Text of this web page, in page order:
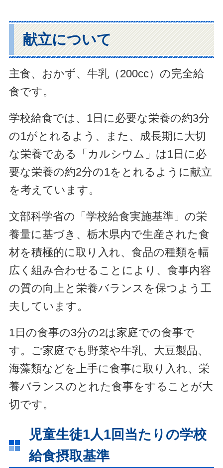
献立について
主食、おかず、牛乳（200cc）の完全給
食です。
学校給食では、1日に必要な栄養の約3分
の1がとれるよう、また、成長期に大切
な栄養である「カルシウム」は1日に必
要な栄養の約2分の1をとれるように献立
を考えています。
文部科学省の「学校給食実施基準」の栄
養量に基づき、栃木県内で生産された食
材を積極的に取り入れ、食品の種類を幅
広く組み合わせることにより、食事内容
の質の向上と栄養バランスを保つよう工
夫しています。
1日の食事の3分の2は家庭での食事で
す。ご家庭でも野菜や牛乳、大豆製品、
海藻類などを上手に食事に取り入れ、栄
養バランスのとれた食事をすることが大
切です。
児童生徒1人1回当たりの学校
給食摂取基準